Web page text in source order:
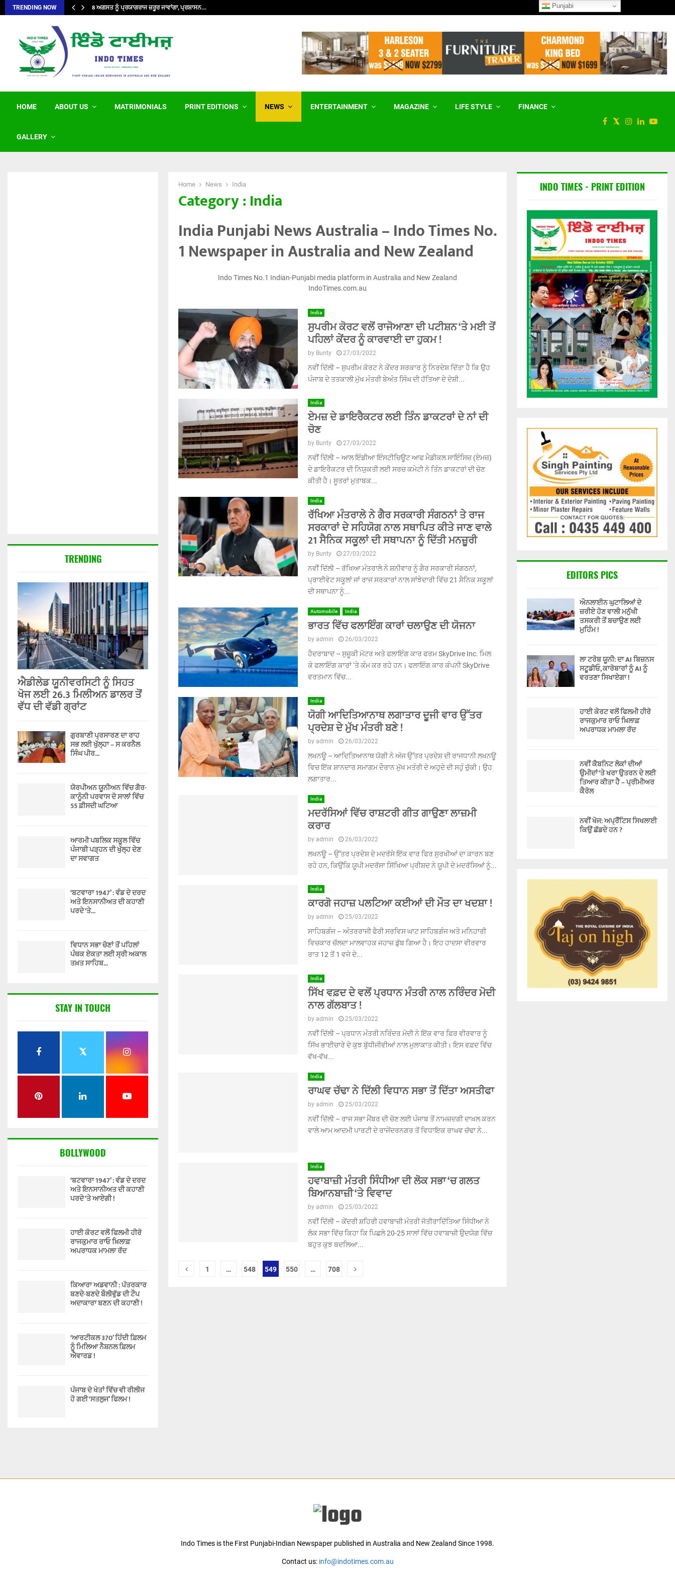
TRENDING NOW 8 ਅਗਸਤ ਨੂੰ ਪ੍ਰਯਾਗਰਾਜ ਜ਼ਰੂਰ ਜਾਵਾਂਗਾ, ਪ੍ਰਸ਼ਾਸਨ… ਕਲੋਜ਼ਿੰਗ ਦ ਗੈਪ ਟੀਚਿਆਂ ‘ਚ
HOME ABOUT US MATRIMONIALS PRINT EDITIONS NEWS ENTERTAINMENT MAGAZINE LIFE STYLE FINANCE
GALLERY
Home News India
Category : India
India Punjabi News Australia – Indo Times No.
1 Newspaper in Australia and New Zealand
Indo Times No.1 Indian-Punjabi media platform in Australia and New Zealand
IndoTimes.com.au
India
ਸੁਪਰੀਮ ਕੋਰਟ ਵਲੋਂ ਰਾਜੋਆਣਾ ਦੀ ਪਟੀਸ਼ਨ ‘ਤੇ ਮਈ ਤੋਂ
ਪਹਿਲਾਂ ਕੇਂਦਰ ਨੂੰ ਕਾਰਵਾਈ ਦਾ ਹੁਕਮ !
by Bunty 27/03/2022
ਨਵੀਂ ਦਿੱਲੀ – ਸੁਪਰੀਮ ਕੋਰਟ ਨੇ ਕੇਂਦਰ ਸਰਕਾਰ ਨੂੰ ਨਿਰਦੇਸ਼ ਦਿੱਤਾ ਹੈ ਕਿ ਉਹ
ਪੰਜਾਬ ਦੇ ਤਤਕਾਲੀ ਮੁੱਖ ਮੰਤਰੀ ਬੇਅੰਤ ਸਿੰਘ ਦੀ ਹੱਤਿਆ ਦੇ ਦੋਸ਼ੀ...
India
ਏਮਜ਼ ਦੇ ਡਾਇਰੈਕਟਰ ਲਈ ਤਿੰਨ ਡਾਕਟਰਾਂ ਦੇ ਨਾਂ ਦੀ
ਚੋਣ
by Bunty 27/03/2022
ਨਵੀਂ ਦਿੱਲੀ – ਆਲ ਇੰਡੀਆ ਇੰਸਟੀਚਿਊਟ ਆਫ ਮੈਡੀਕਲ ਸਾਇੰਸਿਜ਼ (ਏਮਜ਼)
ਦੇ ਡਾਇਰੈਕਟਰ ਦੀ ਨਿਯੁਕਤੀ ਲਈ ਸਰਚ ਕਮੇਟੀ ਨੇ ਤਿੰਨ ਡਾਕਟਰਾਂ ਦੀ ਚੋਣ
ਕੀਤੀ ਹੈ। ਸੂਤਰਾਂ ਮੁਤਾਬਕ...
India
ਰੱਖਿਆ ਮੰਤਰਾਲੇ ਨੇ ਗੈਰ ਸਰਕਾਰੀ ਸੰਗਠਨਾਂ ਤੇ ਰਾਜ
ਸਰਕਾਰਾਂ ਦੇ ਸਹਿਯੋਗ ਨਾਲ ਸਥਾਪਿਤ ਕੀਤੇ ਜਾਣ ਵਾਲੇ
21 ਸੈਨਿਕ ਸਕੂਲਾਂ ਦੀ ਸਥਾਪਨਾ ਨੂੰ ਦਿੱਤੀ ਮਨਜ਼ੂਰੀ
by Bunty 27/03/2022
ਨਵੀਂ ਦਿੱਲੀ – ਰੱਖਿਆ ਮੰਤਰਾਲੇ ਨੇ ਸ਼ਨੀਵਾਰ ਨੂੰ ਗੈਰ ਸਰਕਾਰੀ ਸੰਗਠਨਾਂ,
ਪ੍ਰਾਈਵੇਟ ਸਕੂਲਾਂ ਜਾਂ ਰਾਜ ਸਰਕਾਰਾਂ ਨਾਲ ਸਾਂਝੇਦਾਰੀ ਵਿੱਚ 21 ਸੈਨਿਕ ਸਕੂਲਾਂ
ਦੀ ਸਥਾਪਨਾ ਨੂੰ...
Automobile India
ਭਾਰਤ ਵਿੱਚ ਫਲਾਇੰਗ ਕਾਰਾਂ ਚਲਾਉਣ ਦੀ ਯੋਜਨਾ
by admin 26/03/2022
ਹੈਦਰਾਬਾਦ – ਸੁਜ਼ੂਕੀ ਮੋਟਰ ਅਤੇ ਫਲਾਇੰਗ ਕਾਰ ਫਰਮ SkyDrive Inc. ਮਿਲ
ਕੇ ਫਲਾਇੰਗ ਕਾਰਾਂ ‘ਤੇ ਕੰਮ ਕਰ ਰਹੇ ਹਨ। ਫਲਾਇੰਗ ਕਾਰ ਕੰਪਨੀ SkyDrive
ਵਰਤਮਾਨ ਵਿੱਚ...
India
ਯੋਗੀ ਆਦਿਤਿਆਨਾਥ ਲਗਾਤਾਰ ਦੂਜੀ ਵਾਰ ਉੱਤਰ
ਪ੍ਰਦੇਸ਼ ਦੇ ਮੁੱਖ ਮੰਤਰੀ ਬਣੇ !
by admin 26/03/2022
ਲਖਨਊ – ਆਦਿਤਿਆਨਾਥ ਯੋਗੀ ਨੇ ਅੱਜ ਉੱਤਰ ਪ੍ਰਦੇਸ਼ ਦੀ ਰਾਜਧਾਨੀ ਲਖਨਊ
ਵਿਚ ਇੱਕ ਸ਼ਾਨਦਾਰ ਸਮਾਗਮ ਦੌਰਾਨ ਮੁੱਖ ਮਤੰਰੀ ਦੇ ਅਹੁਦੇ ਦੀ ਸਹੁੰ ਚੁੱਕੀ। ਉਹ
ਲਗਾਤਾਰ...
India
ਮਦਰੱਸਿਆਂ ਵਿੱਚ ਰਾਸ਼ਟਰੀ ਗੀਤ ਗਾਉਣਾ ਲਾਜ਼ਮੀ
ਕਰਾਰ
by admin 26/03/2022
ਲਖਨਊ – ਉੱਤਰ ਪ੍ਰਦੇਸ਼ ਦੇ ਮਦਰੱਸੇ ਇੱਕ ਵਾਰ ਫਿਰ ਸੁਰਖੀਆਂ ਦਾ ਕਾਰਨ ਬਣ
ਰਹੇ ਹਨ, ਕਿਉਂਕਿ ਯੂਪੀ ਮਦਰੱਸਾ ਸਿੱਖਿਆ ਪ੍ਰੀਸ਼ਦ ਨੇ ਯੂਪੀ ਦੇ ਮਦਰੱਸਿਆਂ ਨੂੰ...
India
ਕਾਰਗੋ ਜਹਾਜ਼ ਪਲਟਿਆ ਕਈਆਂ ਦੀ ਮੌਤ ਦਾ ਖਦਸ਼ਾ !
by admin 25/03/2022
ਸਾਹਿਬਗੰਜ – ਅੰਤਰਰਾਜੀ ਫੈਰੀ ਸਰਵਿਸ ਘਾਟ ਸਾਹਿਬਗੰਜ ਅਤੇ ਮਨਿਹਾਰੀ
ਵਿਚਕਾਰ ਚੱਲਦਾ ਮਾਲਵਾਹਕ ਜਹਾਜ਼ ਡੁੱਬ ਗਿਆ ਹੈ। ਇਹ ਹਾਦਸਾ ਵੀਰਵਾਰ
ਰਾਤ 12 ਤੋਂ 1 ਵਜੇ ਦੇ...
India
ਸਿੱਖ ਵਫ਼ਦ ਦੇ ਵਲੋਂ ਪ੍ਰਧਾਨ ਮੰਤਰੀ ਨਾਲ ਨਰਿੰਦਰ ਮੋਦੀ
ਨਾਲ ਗੱਲਬਾਤ !
by admin 25/03/2022
ਨਵੀਂ ਦਿੱਲੀ – ਪ੍ਰਧਾਨ ਮੰਤਰੀ ਨਰਿੰਦਰ ਮੋਦੀ ਨੇ ਇੱਕ ਵਾਰ ਫਿਰ ਵੀਰਵਾਰ ਨੂੰ
ਸਿੱਖ ਭਾਈਚਾਰੇ ਦੇ ਕੁਝ ਬੁੱਧੀਜੀਵੀਆਂ ਨਾਲ ਮੁਲਾਕਾਤ ਕੀਤੀ। ਇਸ ਵਫ਼ਦ ਵਿੱਚ
ਵੱਖ-ਵੱਖ...
India
ਰਾਘਵ ਚੱਢਾ ਨੇ ਦਿੱਲੀ ਵਿਧਾਨ ਸਭਾ ਤੋਂ ਦਿੱਤਾ ਅਸਤੀਫਾ
by admin 25/03/2022
ਨਵੀਂ ਦਿੱਲੀ – ਰਾਜ ਸਭਾ ਮੈਂਬਰ ਦੀ ਚੋਣ ਲਈ ਪੰਜਾਬ ਤੋਂ ਨਾਮਜ਼ਦਗੀ ਦਾਖ਼ਲ ਕਰਨ
ਵਾਲੇ ਆਮ ਆਦਮੀ ਪਾਰਟੀ ਦੇ ਰਾਜੇਂਦਰਨਗਰ ਤੋਂ ਵਿਧਾਇਕ ਰਾਘਵ ਚੱਢਾ ਨੇ...
India
ਹਵਾਬਾਜ਼ੀ ਮੰਤਰੀ ਸਿੰਧੀਆ ਦੀ ਲੋਕ ਸਭਾ ‘ਚ ਗਲਤ
ਬਿਆਨਬਾਜ਼ੀ ‘ਤੇ ਵਿਵਾਦ
by admin 25/03/2022
ਨਵੀਂ ਦਿੱਲੀ – ਕੇਂਦਰੀ ਸ਼ਹਿਰੀ ਹਵਾਬਾਜ਼ੀ ਮੰਤਰੀ ਜੋਤੀਰਾਦਿੱਤਿਆ ਸਿੰਧੀਆ ਨੇ
ਲੋਕ ਸਭਾ ਵਿੱਚ ਕਿਹਾ ਕਿ ਪਿਛਲੇ 20-25 ਸਾਲਾਂ ਵਿੱਚ ਹਵਾਬਾਜ਼ੀ ਉਦਯੋਗ ਵਿੱਚ
ਬਹੁਤ ਕੁਝ ਬਦਲਿਆ...
Posts
1 … 548 549 550 … 708
TRENDING
ਐਡੀਲੇਡ ਯੂਨੀਵਰਸਿਟੀ ਨੂੰ ਸਿਹਤ
ਖੋਜ ਲਈ 26.3 ਮਿਲੀਅਨ ਡਾਲਰ ਤੋਂ
ਵੱਧ ਦੀ ਵੱਡੀ ਗ੍ਰਾਂਟ
ਗੁਰਬਾਣੀ ਪ੍ਰਸਾਰਣ ਦਾ ਰਾਹ
ਸਭ ਲਈ ਖੁੱਲ੍ਹਾ – ਸ ਕਰਨੈਲ
ਸਿੰਘ ਪੀਰ...
ਯੋਰਪੀਅਨ ਯੂਨੀਅਨ ਵਿੱਚ ਗੈਰ-
ਕਾਨੂੰਨੀ ਪਰਵਾਸ ਦੋ ਸਾਲਾਂ ਵਿੱਚ
55 ਫ਼ੀਸਦੀ ਘਟਿਆ
ਆਰਮੀ ਪਬਲਿਕ ਸਕੂਲ ਵਿੱਚ
ਪੰਜਾਬੀ ਪੜ੍ਹਨ ਦੀ ਖੁੱਲ੍ਹ ਦੇਣ
ਦਾ ਸਵਾਗਤ
‘ਬਟਵਾਰਾ 1947’ : ਵੰਡ ਦੇ ਦਰਦ
ਅਤੇ ਇਨਸਾਨੀਅਤ ਦੀ ਕਹਾਣੀ
ਪਰਦੇ ‘ਤੇ...
ਵਿਧਾਨ ਸਭਾ ਚੋਣਾਂ ਤੋਂ ਪਹਿਲਾਂ
ਪੰਥਕ ਏਕਤਾ ਲਈ ਸ੍ਰੀ ਅਕਾਲ
ਤਖ਼ਤ ਸਾਹਿਬ...
STAY IN TOUCH
BOLLYWOOD
‘ਬਟਵਾਰਾ 1947’ : ਵੰਡ ਦੇ ਦਰਦ
ਅਤੇ ਇਨਸਾਨੀਅਤ ਦੀ ਕਹਾਣੀ
ਪਰਦੇ ‘ਤੇ ਆਏਗੀ !
ਹਾਈ ਕੋਰਟ ਵਲੋਂ ਫਿਲਮੀ ਹੀਰੋ
ਰਾਜਕੁਮਾਰ ਰਾਓ ਖ਼ਿਲਾਫ਼
ਅਪਰਾਧਕ ਮਾਮਲਾ ਰੱਦ
ਕਿਆਰਾ ਅਡਵਾਨੀ : ਪੱਤਰਕਾਰ
ਬਣਦੇ-ਬਣਦੇ ਬੌਲੀਵੁੱਡ ਦੀ ਟੌਪ
ਅਦਾਕਾਰਾ ਬਣਨ ਦੀ ਕਹਾਣੀ !
‘ਆਰਟੀਕਲ 370’ ਹਿੰਦੀ ਫ਼ਿਲਮ
ਨੂੰ ਮਿਲਿਆ ਨੈਸ਼ਨਲ ਫ਼ਿਲਮ
ਐਵਾਰਡ !
ਪੰਜਾਬ ਦੇ ਖੇਤਾਂ ਵਿੱਚ ਵੀ ਰੀਲੀਜ
ਹੋ ਗਈ ‘ਸਤਲੁਜ’ ਫਿਲਮ !
INDO TIMES - PRINT EDITION
EDITORS PICS
ਔਨਲਾਈਨ ਘੁਟਾਲਿਆਂ ਦੇ
ਜ਼ਰੀਏ ਹੋਣ ਵਾਲੀ ਮਨੁੱਖੀ
ਤਸਕਰੀ ਤੋਂ ਬਚਾਉਣ ਲਈ
ਮੁਹਿੰਮ !
ਲਾ ਟਰੋਬ ਯੂਨੀ: ਦਾ AI ਬਿਜ਼ਨਸ
ਸਟੂਡੀਓ, ਕਾਰੋਬਾਰਾਂ ਨੂੰ AI ਨੂੰ
ਵਰਤਣਾ ਸਿਖਾਏਗਾ !
ਹਾਈ ਕੋਰਟ ਵਲੋਂ ਫਿਲਮੀ ਹੀਰੋ
ਰਾਜਕੁਮਾਰ ਰਾਓ ਖ਼ਿਲਾਫ਼
ਅਪਰਾਧਕ ਮਾਮਲਾ ਰੱਦ
ਨਵੀਂ ਕੈਬਨਿਟ ਲੋਕਾਂ ਦੀਆਂ
ਉਮੀਦਾਂ ‘ਤੇ ਖਰਾ ਉਤਰਨ ਦੇ ਲਈ
ਤਿਆਰ ਕੀਤਾ ਹੈ – ਪ੍ਰੀਮੀਅਰ
ਕੈਰੋਲ
ਨਵੀਂ ਖੋਜ: ਅਪ੍ਰੈਂਟਿਸ ਸਿਖਲਾਈ
ਕਿਉਂ ਛੱਡਦੇ ਹਨ ?
Indo Times is the First Punjabi-Indian Newspaper published in Australia and New Zealand Since 1998.
Contact us: info@indotimes.com.au
Punjabi